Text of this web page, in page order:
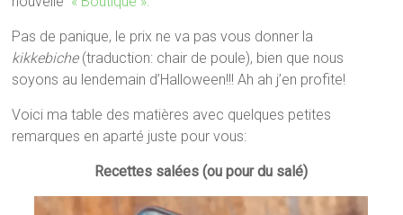
Pas de panique, le prix ne va pas vous donner la
kikkebiche (traduction: chair de poule), bien que nous
soyons au lendemain d’Halloween!!! Ah ah j’en profite!
Voici ma table des matières avec quelques petites
remarques en aparté juste pour vous:
Recettes salées (ou pour du salé)